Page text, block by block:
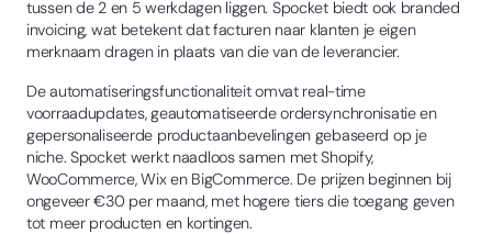
tussen de 2 en 5 werkdagen liggen. Spocket biedt ook branded
invoicing, wat betekent dat facturen naar klanten je eigen
merknaam dragen in plaats van die van de leverancier.
De automatiseringsfunctionaliteit omvat real-time
voorraadupdates, geautomatiseerde ordersynchronisatie en
gepersonaliseerde productaanbevelingen gebaseerd op je
niche. Spocket werkt naadloos samen met Shopify,
WooCommerce, Wix en BigCommerce. De prijzen beginnen bij
ongeveer €30 per maand, met hogere tiers die toegang geven
tot meer producten en kortingen.